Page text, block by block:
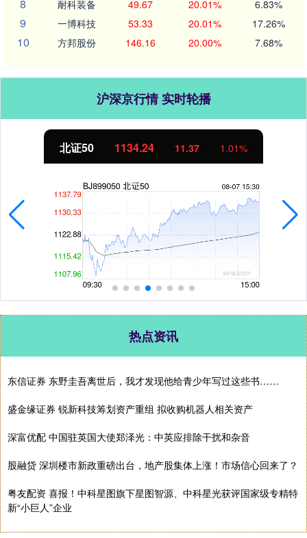
8 耐科装备 49.67 20.01% 6.83%
9 一博科技 53.33 20.01% 17.26%
10 方邦股份 146.16 20.00% 7.68%
沪深京行情 实时轮播
北证50 1134.24 11.37 1.01%
热点资讯
东信证券 东野圭吾离世后，我才发现他给青少年写过这些书……
盛金缘证券 锐新科技筹划资产重组 拟收购机器人相关资产
深富优配 中国驻英国大使郑泽光：中英应排除干扰和杂音
股融贷 深圳楼市新政重磅出台，地产股集体上涨！市场信心回来了？
粤友配资 喜报！中科星图旗下星图智源、中科星光获评国家级专精特
新“小巨人”企业